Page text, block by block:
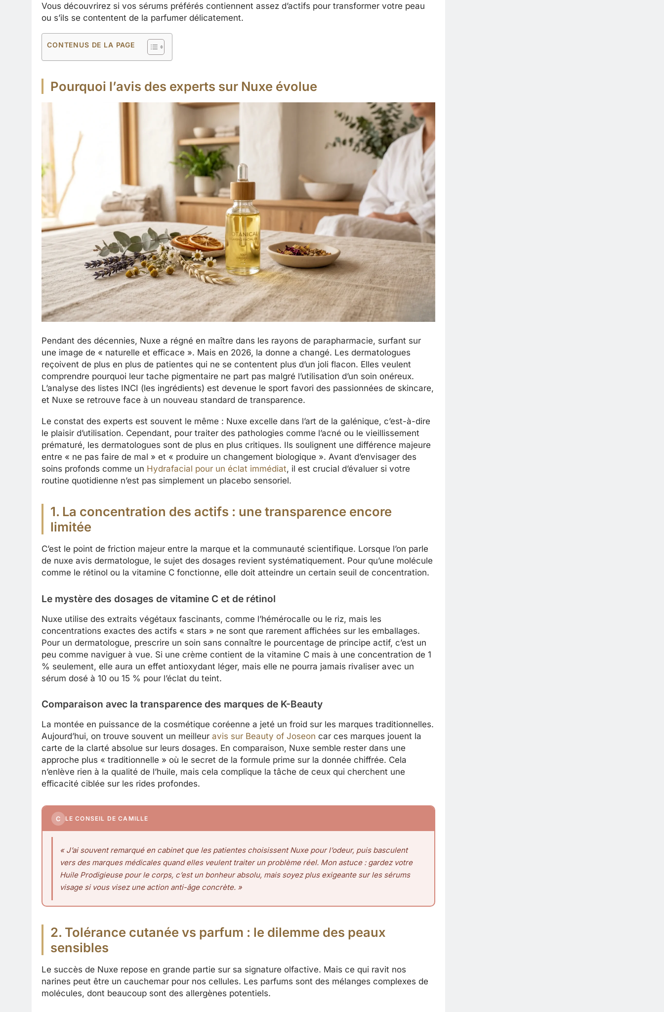
Vous découvrirez si vos sérums préférés contiennent assez d’actifs pour transformer votre peau
ou s’ils se contentent de la parfumer délicatement.
CONTENUS DE LA PAGE
Pourquoi l’avis des experts sur Nuxe évolue
Pendant des décennies, Nuxe a régné en maître dans les rayons de parapharmacie, surfant sur
une image de « naturelle et efficace ». Mais en 2026, la donne a changé. Les dermatologues
reçoivent de plus en plus de patientes qui ne se contentent plus d’un joli flacon. Elles veulent
comprendre pourquoi leur tache pigmentaire ne part pas malgré l’utilisation d’un soin onéreux.
L’analyse des listes INCI (les ingrédients) est devenue le sport favori des passionnées de skincare,
et Nuxe se retrouve face à un nouveau standard de transparence.
Le constat des experts est souvent le même : Nuxe excelle dans l’art de la galénique, c’est-à-dire
le plaisir d’utilisation. Cependant, pour traiter des pathologies comme l’acné ou le vieillissement
prématuré, les dermatologues sont de plus en plus critiques. Ils soulignent une différence majeure
entre « ne pas faire de mal » et « produire un changement biologique ». Avant d’envisager des
soins profonds comme un Hydrafacial pour un éclat immédiat, il est crucial d’évaluer si votre
routine quotidienne n’est pas simplement un placebo sensoriel.
1. La concentration des actifs : une transparence encore
limitée
C’est le point de friction majeur entre la marque et la communauté scientifique. Lorsque l’on parle
de nuxe avis dermatologue, le sujet des dosages revient systématiquement. Pour qu’une molécule
comme le rétinol ou la vitamine C fonctionne, elle doit atteindre un certain seuil de concentration.
Le mystère des dosages de vitamine C et de rétinol
Nuxe utilise des extraits végétaux fascinants, comme l’hémérocalle ou le riz, mais les
concentrations exactes des actifs « stars » ne sont que rarement affichées sur les emballages.
Pour un dermatologue, prescrire un soin sans connaître le pourcentage de principe actif, c’est un
peu comme naviguer à vue. Si une crème contient de la vitamine C mais à une concentration de 1
% seulement, elle aura un effet antioxydant léger, mais elle ne pourra jamais rivaliser avec un
sérum dosé à 10 ou 15 % pour l’éclat du teint.
Comparaison avec la transparence des marques de K-Beauty
La montée en puissance de la cosmétique coréenne a jeté un froid sur les marques traditionnelles.
Aujourd’hui, on trouve souvent un meilleur avis sur Beauty of Joseon car ces marques jouent la
carte de la clarté absolue sur leurs dosages. En comparaison, Nuxe semble rester dans une
approche plus « traditionnelle » où le secret de la formule prime sur la donnée chiffrée. Cela
n’enlève rien à la qualité de l’huile, mais cela complique la tâche de ceux qui cherchent une
efficacité ciblée sur les rides profondes.
C LE CONSEIL DE CAMILLE
« J’ai souvent remarqué en cabinet que les patientes choisissent Nuxe pour l’odeur, puis basculent
vers des marques médicales quand elles veulent traiter un problème réel. Mon astuce : gardez votre
Huile Prodigieuse pour le corps, c’est un bonheur absolu, mais soyez plus exigeante sur les sérums
visage si vous visez une action anti-âge concrète. »
2. Tolérance cutanée vs parfum : le dilemme des peaux
sensibles
Le succès de Nuxe repose en grande partie sur sa signature olfactive. Mais ce qui ravit nos
narines peut être un cauchemar pour nos cellules. Les parfums sont des mélanges complexes de
molécules, dont beaucoup sont des allergènes potentiels.